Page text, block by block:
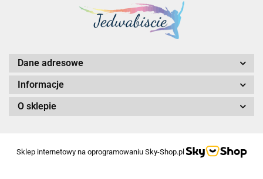
Dane adresowe
Informacje
O sklepie
Sklep internetowy na oprogramowaniu Sky-Shop.pl